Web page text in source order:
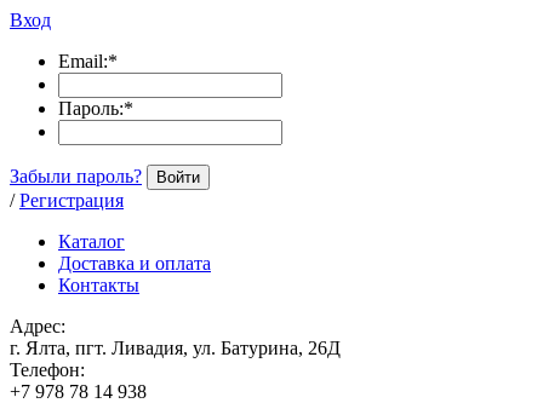
Вход
Email:*
Пароль:*
Забыли пароль? Войти
/ Регистрация
Каталог
Доставка и оплата
Контакты
Адрес:
г. Ялта, пгт. Ливадия, ул. Батурина, 26Д
Телефон:
+7 978 78 14 938